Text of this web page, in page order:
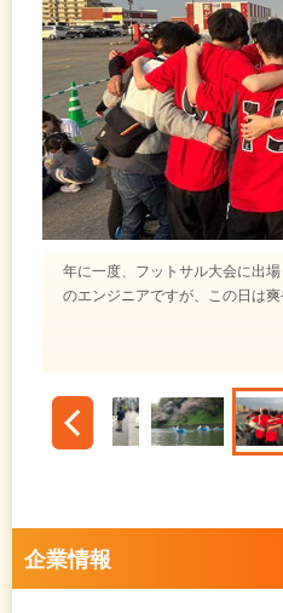
年に一度、フットサル大会に出
のエンジニアですが、この日は
企業情報